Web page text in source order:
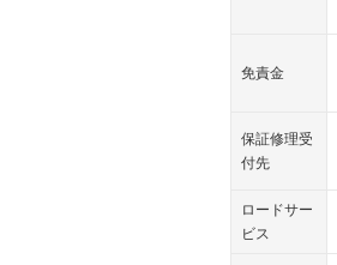
免責金
保証修理受
付先
ロードサー
ビス